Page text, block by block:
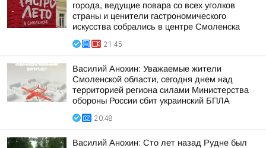
города, ведущие повара со всех уголков
страны и ценители гастрономического
искусства собрались в центре Смоленска
21:45
Василий Анохин: Уважаемые жители
Смоленской области, сегодня днем над
территорией региона силами Министерства
обороны России сбит украинский БПЛА
20:48
Василий Анохин: Сто лет назад Рудне был